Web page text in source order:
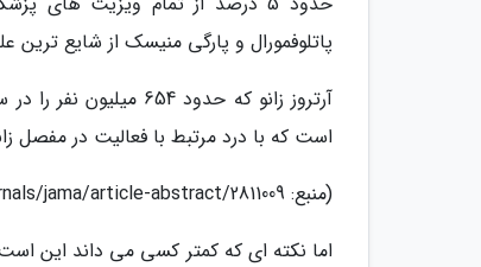
پاتلوفمورال و پارگی منیسک از شایع
است که با درد مرتبط با فعالیت در مفصل زانو و بدون
(منبع: https://jamanetwork.com/journals/jama/article-abstract/2811009)
اما نکته ای که کمتر کسی می داند این